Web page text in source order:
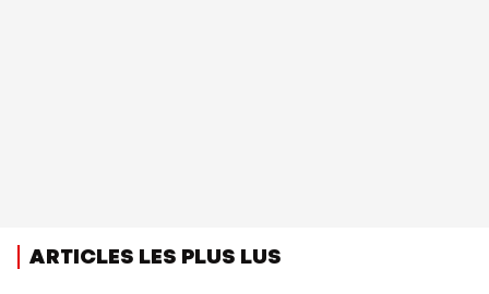
ARTICLES LES PLUS LUS